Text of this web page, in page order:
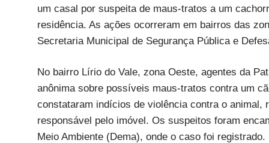
um casal por suspeita de maus-tratos a um
residência. As ações ocorreram em bairros das
Secretaria Municipal de Segurança Pública e
No bairro Lírio do Vale, zona Oeste, agentes da
anônima sobre possíveis maus-tratos contra um
constataram indícios de violência contra o animal,
responsável pelo imóvel. Os suspeitos foram
Meio Ambiente (Dema), onde o caso foi registrado.